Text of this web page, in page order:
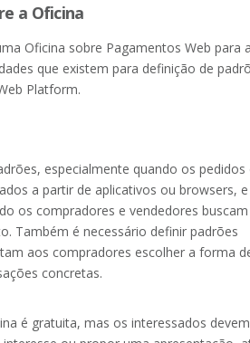
a Oficina
Oficina sobre Pagamentos Web para
que existem para definição de
Platform.
especialmente quando os pedidos
a partir de aplicativos ou browsers, e
os compradores e vendedores
Também é necessário definir padrões
aos compradores escolher a forma
concretas.
é gratuita, mas os interessados